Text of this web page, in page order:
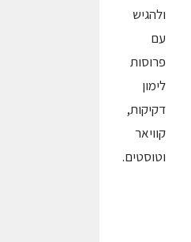
ולהגיש
עם
פרוסות
לימון
דקיקות,
קוויאר
וטוסטים.